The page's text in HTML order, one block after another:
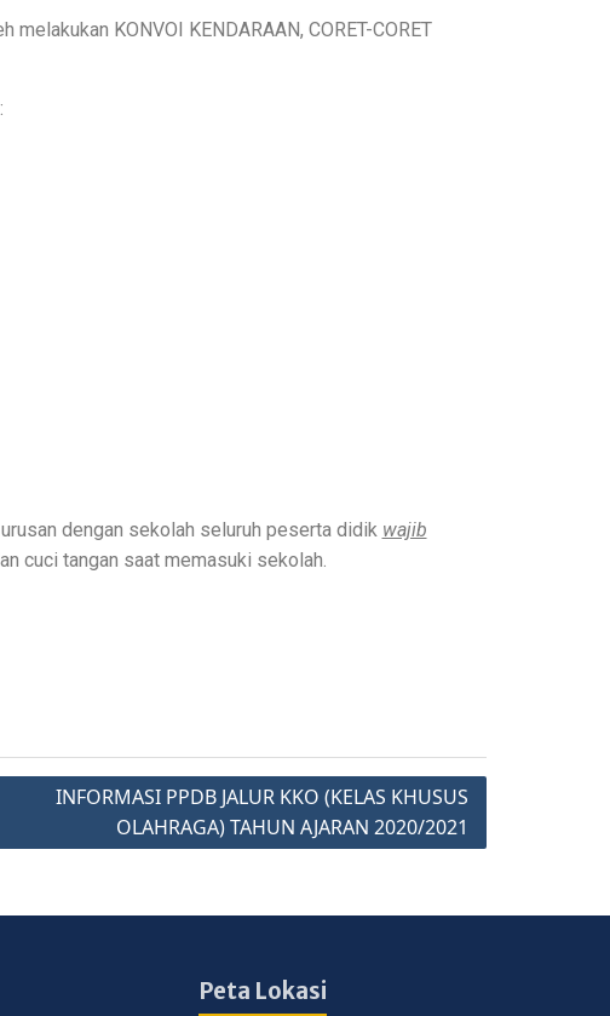
KONVOI KENDARAAN, CORET-CORET
dengan sekolah seluruh peserta didik wajib
cuci tangan saat memasuki sekolah.
INFORMASI PPDB JALUR KKO (KELAS KHUSUS
OLAHRAGA) TAHUN AJARAN 2020/2021
Peta Lokasi